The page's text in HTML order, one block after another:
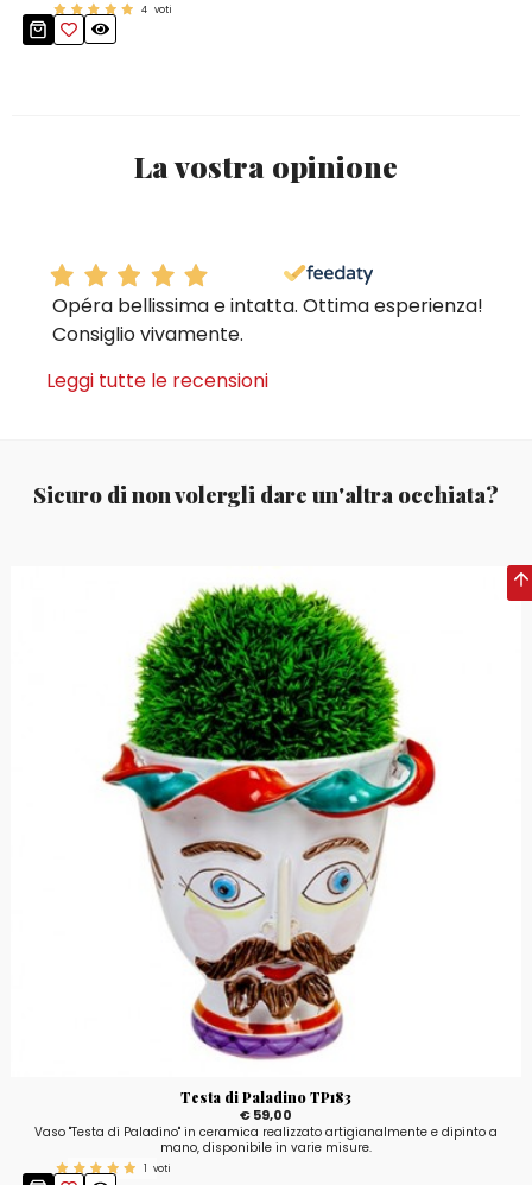
4 voti
La vostra opinione
Opéra bellissima e intatta. Ottima esperienza!
Consiglio vivamente.
Leggi tutte le recensioni
Sicuro di non volergli dare un'altra occhiata?
Testa di Paladino TP183
€ 59,00
Vaso "Testa di Paladino" in ceramica realizzato artigianalmente e dipinto a
mano, disponibile in varie misure.
1 voti